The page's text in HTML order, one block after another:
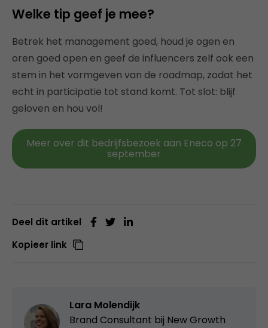
Welke tip geef je mee?
Betrek het management goed, houd je ogen en
oren goed open en geef de influencers zelf ook een
stem in het vormgeven van de roadmap, zodat het
echt in participatie tot stand komt. Tot slot: blijf
geloven en hou vol!
Meer over dit bedrijfsbezoek aan Eneco op 27
september
Deel dit artikel
Kopieer link
Lara Molendijk
Brand Consultant bij New Growth